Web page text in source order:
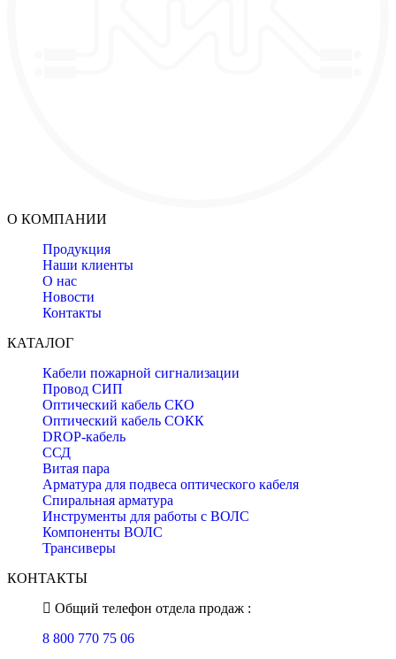
О КОМПАНИИ
Продукция
Наши клиенты
О нас
Новости
Контакты
КАТАЛОГ
Кабели пожарной сигнализации
Провод СИП
Оптический кабель СКО
Оптический кабель СОКК
DROP-кабель
ССД
Витая пара
Арматура для подвеса оптического кабеля
Спиральная арматура
Инструменты для работы с ВОЛС
Компоненты ВОЛС
Трансиверы
КОНТАКТЫ
Общий телефон отдела продаж :
8 800 770 75 06